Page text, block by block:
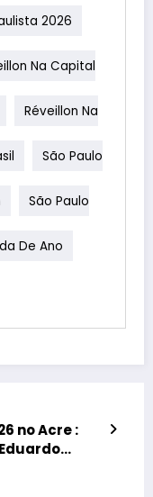
2026
Na Capital
Réveillon Na
São Paulo
São Paulo
De Ano
no Acre :